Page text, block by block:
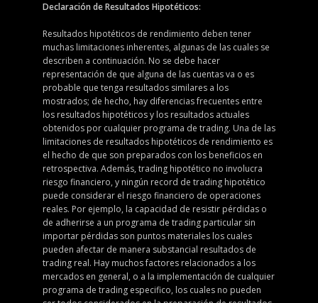
Declaración de Resultados Hipotéticos:
Resultados hipotéticos de rendimiento deben tener
muchas limitaciones inherentes, algunas de las cuales se
describen a continuación. No se debe hacer
representación de que alguna de las cuentas va o es
probable que tenga resultados similares a los
mostrados; de hecho, hay diferencias frecuentes entre
los resultados hipotéticos y los resultados actuales
obtenidos por cualquier programa de trading. Una de las
limitaciones de resultados hipotéticos de rendimiento es
el hecho de que son preparados con los beneficios en
retrospectiva. Además, trading hipotético no involucra
riesgo financiero, y ningún record de trading hipotético
puede considerar el riesgo financiero de operaciones
reales. Por ejemplo, la capacidad de resistir pérdidas o
de adherirse a un programa de trading particular sin
importar pérdidas son puntos materiales los cuales
pueden afectar de manera substancial resultados de
trading real. Hay muchos factores relacionados a los
mercados en general, o a la implementación de cualquier
programa de trading especifico, los cuales no pueden